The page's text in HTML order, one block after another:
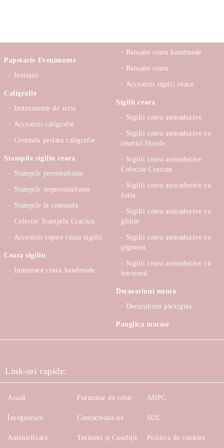
Papetarie Evenimente
Invitatii
Caligrafie
Instrumente de scris
Accesorii caligrafie
Cerneala perlata caligrafie
Stampile sigiliu ceara
Stampile personalizate
Stampile nepersonalizate
Stampile la comanda
Colectie Stampile Craciun
Accesorii topire ceara sigilii
Ceara sigiliu
Inimioare ceara handmade
Batoane ceara handmade
Batoane ceara
Accesorii sigilii ceara
Sigilii ceara
Sigilii ceara autoadezive
Sigilii ceara autoadezive cu
insertii florale
Sigilii ceara autoadezive
Colectie Craciun
Sigilii ceara autoadezive cu
foita
Sigilii ceara autoadezive cu
glitter
Sigilii ceara autoadezive cu
pigment
Sigilii ceara autoadezive cu
hortensii
Decoratiuni nunta
Decoratiuni plexiglas
Panglica matase
Link-uri rapide:
Acasă
Înregistrare
Autentificare
Formular de retur
Contactează-ne
Termeni și Condiții
ANPC
SOL
Politica de cookies